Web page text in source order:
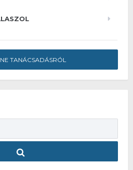
TANÁCSADÁSRÓL